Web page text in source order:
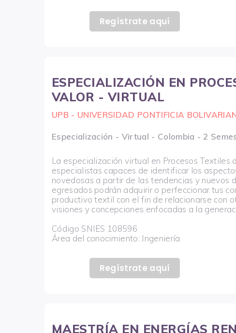
Regístrate aquí
ESPECIALIZACIÓN EN
VALOR - VIRTUAL
UPB - UNIVERSIDAD PONTIFICIA
Especialización - Virtual - Colombia - 2
La especialización virtual en Procesos
especialistas capaces de identificar los
novedosas a partir de las tendencias y nuevos
egresados podrán adquirir o perfeccionar tus
productivo textil con el fin de relacionarse con
visiones y concepciones enfocadas a la
Código SNIES 108596
Área del conocimiento: Ingeniería
Regístrate aquí
MAESTRÍA EN ENERGÍAS